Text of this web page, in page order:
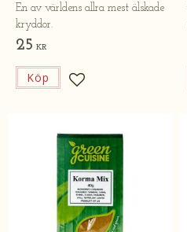
En av världens allra mest älskade
kryddor.
25 KR
Lägg till i favoriter
Köp